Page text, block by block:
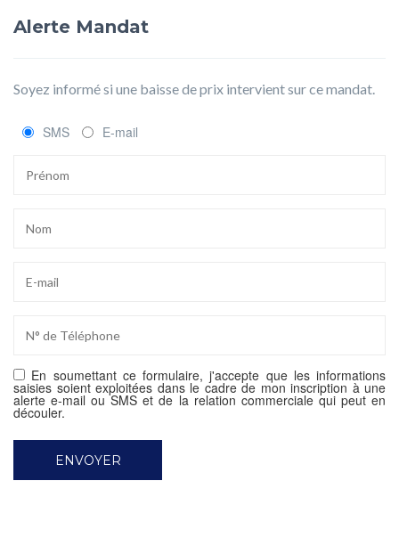
Alerte Mandat
Soyez informé si une baisse de prix intervient sur ce mandat.
SMS E-mail
En soumettant ce formulaire, j'accepte que les informations
saisies soient exploitées dans le cadre de mon inscription à une
alerte e-mail ou SMS et de la relation commerciale qui peut en
découler.